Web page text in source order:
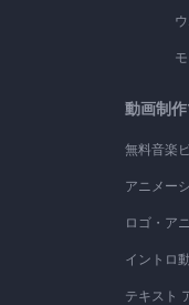
動画制
無料音楽
アニメー
ロゴ・ア
イントロ
テキスト